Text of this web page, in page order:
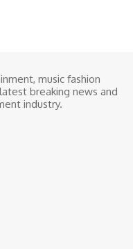
music fashion
breaking news and
industry.